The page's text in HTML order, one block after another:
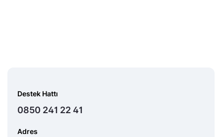
Destek Hattı
0850 241 22 41
Adres